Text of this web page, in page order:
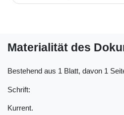
Materialität des
Bestehend aus 1 Blatt, davon 1
Schrift:
Kurrent.